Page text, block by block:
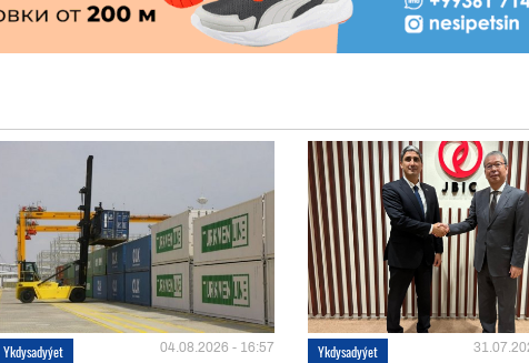
Ykdysadyýet 04.08.2026 - 16:57 Ykdysadyýet